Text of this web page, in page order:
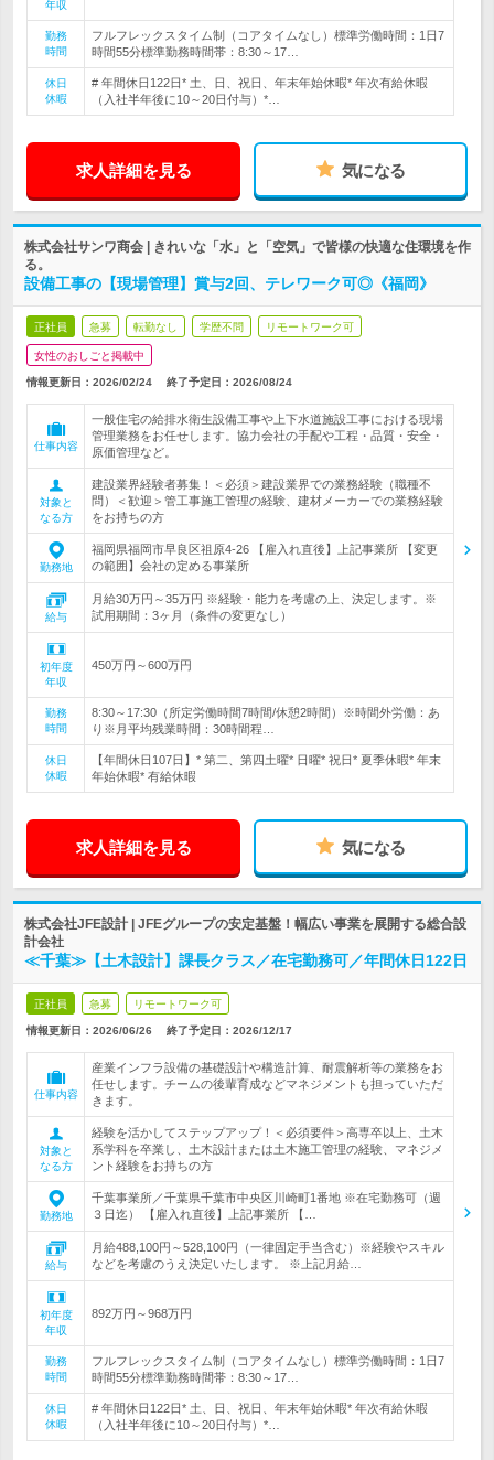
年収
勤務
時間
フルフレックスタイム制（コアタイムなし）標準労働時間：1日7
時間55分標準勤務時間帯：8:30～17…
休日
休暇
# 年間休日122日* 土、日、祝日、年末年始休暇* 年次有給休暇
（入社半年後に10～20日付与）*…
求人詳細を見る 気になる
株式会社サンワ商会 | きれいな「水」と「空気」で皆様の快適な住環境を作
る。
設備工事の【現場管理】賞与2回、テレワーク可◎《福岡》
正社員 急募 転勤なし 学歴不問 リモートワーク可
女性のおしごと掲載中
情報更新日：2026/02/24 終了予定日： 2026/08/24
仕事内容
一般住宅の給排水衛生設備工事や上下水道施設工事における現場
管理業務をお任せします。協力会社の手配や工程・品質・安全・
原価管理など。
対象と
なる方
建設業界経験者募集！＜必須＞建設業界での業務経験（職種不
問）＜歓迎＞管工事施工管理の経験、建材メーカーでの業務経験
をお持ちの方
勤務地
福岡県福岡市早良区祖原4-26 【雇入れ直後】上記事業所 【変更
の範囲】会社の定める事業所
給与
月給30万円～35万円 ※経験・能力を考慮の上、決定します。※
試用期間：3ヶ月（条件の変更なし）
初年度
年収
450万円～600万円
勤務
時間
8:30～17:30（所定労働時間7時間/休憩2時間）※時間外労働：あ
り※月平均残業時間：30時間程…
休日
休暇
【年間休日107日】* 第二、第四土曜* 日曜* 祝日* 夏季休暇* 年末
年始休暇* 有給休暇
求人詳細を見る 気になる
株式会社JFE設計 | JFEグループの安定基盤！幅広い事業を展開する総合設
計会社
≪千葉≫【土木設計】課長クラス／在宅勤務可／年間休日122日
正社員 急募 リモートワーク可
情報更新日：2026/06/26 終了予定日： 2026/12/17
仕事内容
産業インフラ設備の基礎設計や構造計算、耐震解析等の業務をお
任せします。チームの後輩育成などマネジメントも担っていただ
きます。
対象と
なる方
経験を活かしてステップアップ！＜必須要件＞高専卒以上、土木
系学科を卒業し、土木設計または土木施工管理の経験、マネジメ
ント経験をお持ちの方
勤務地
千葉事業所／千葉県千葉市中央区川崎町1番地 ※在宅勤務可（週
３日迄） 【雇入れ直後】上記事業所 【…
給与
月給488,100円～528,100円（一律固定手当含む）※経験やスキル
などを考慮のうえ決定いたします。 ※上記月給…
初年度
年収
892万円～968万円
勤務
時間
フルフレックスタイム制（コアタイムなし）標準労働時間：1日7
時間55分標準勤務時間帯：8:30～17…
休日
休暇
# 年間休日122日* 土、日、祝日、年末年始休暇* 年次有給休暇
（入社半年後に10～20日付与）*…